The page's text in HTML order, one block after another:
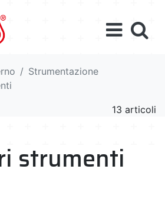
Strumentazione
13 articoli
strumenti